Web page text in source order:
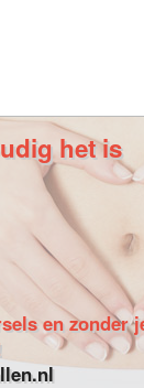
het is
en zonder